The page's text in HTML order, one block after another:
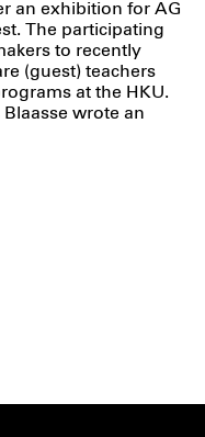
an exhibition for AG
The participating
to recently
(guest) teachers
at the HKU.
wrote an